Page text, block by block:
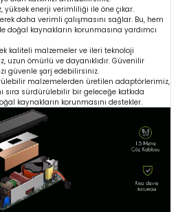
yüksek enerji verimliliği ile öne çıkar.
daha verimli çalışmasını sağlar. Bu, hem
doğal kaynakların korunmasına yardımcı
kaliteli malzemeler ve ileri teknoloji
uzun ömürlü ve dayanıklıdır. Güvenilir
güvenle şarj edebilirsiniz.
malzemelerden üretilen adaptörlerimiz,
sıra sürdürülebilir bir geleceğe katkıda
kaynakların korunmasını destekler.